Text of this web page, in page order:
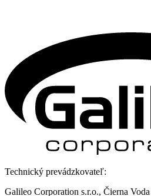
Technický prevádzkovateľ:
Galileo Corporation s.r.o., Čierna